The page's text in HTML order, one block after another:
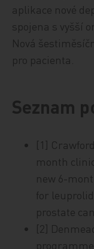
aplikace nové
spojena s vyšší
Nová
pro pacienta.
Seznam
[1]
month
new 6-
for
prostate
[2]